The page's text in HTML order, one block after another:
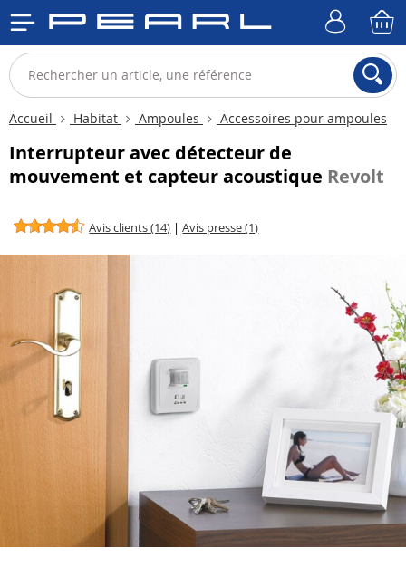
Accueil Habitat Ampoules Accessoires pour ampoules
Interrupteur avec détecteur de
mouvement et capteur acoustique Revolt
Avis clients (14) |Avis presse (1)